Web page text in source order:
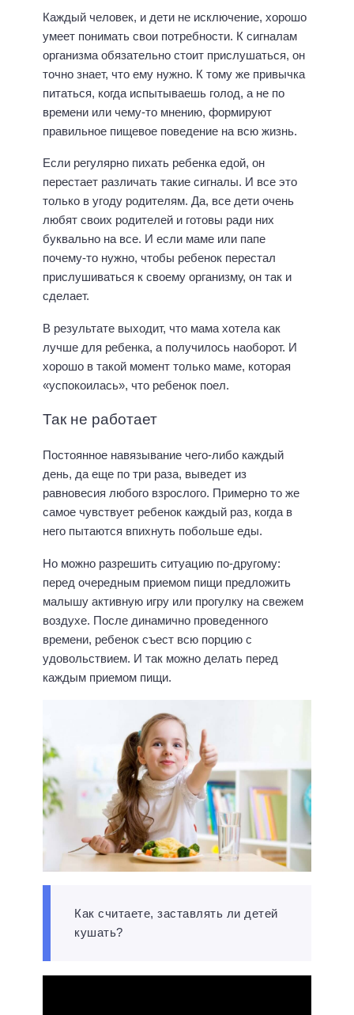
Каждый человек, и дети не исключение, хорошо
умеет понимать свои потребности. К сигналам
организма обязательно стоит прислушаться, он
точно знает, что ему нужно. К тому же привычка
питаться, когда испытываешь голод, а не по
времени или чему-то мнению, формируют
правильное пищевое поведение на всю жизнь.
Если регулярно пихать ребенка едой, он
перестает различать такие сигналы. И все это
только в угоду родителям. Да, все дети очень
любят своих родителей и готовы ради них
буквально на все. И если маме или папе
почему-то нужно, чтобы ребенок перестал
прислушиваться к своему организму, он так и
сделает.
В результате выходит, что мама хотела как
лучше для ребенка, а получилось наоборот. И
хорошо в такой момент только маме, которая
«успокоилась», что ребенок поел.
Так не работает
Постоянное навязывание чего-либо каждый
день, да еще по три раза, выведет из
равновесия любого взрослого. Примерно то же
самое чувствует ребенок каждый раз, когда в
него пытаются впихнуть побольше еды.
Но можно разрешить ситуацию по-другому:
перед очередным приемом пищи предложить
малышу активную игру или прогулку на свежем
воздухе. После динамично проведенного
времени, ребенок съест всю порцию с
удовольствием. И так можно делать перед
каждым приемом пищи.
Как считаете, заставлять ли детей
кушать?